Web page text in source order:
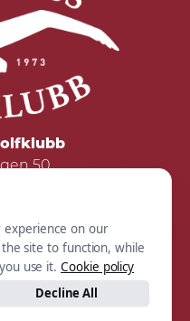
50
05 00
experience on our
site to function, while
use it. Cookie policy
Decline All